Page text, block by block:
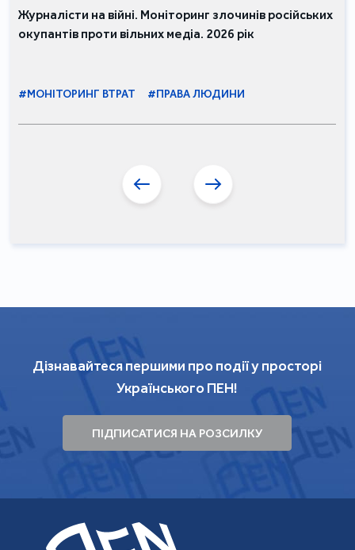
Журналісти на війні. Моніторинг злочинів російських
окупантів проти вільних медіа. 2026 рік
#МОНІТОРИНГ ВТРАТ #ПРАВА ЛЮДИНИ
Дізнавайтеся першими про події у просторі
Українського ПЕН!
ПІДПИСАТИСЯ НА РОЗСИЛКУ